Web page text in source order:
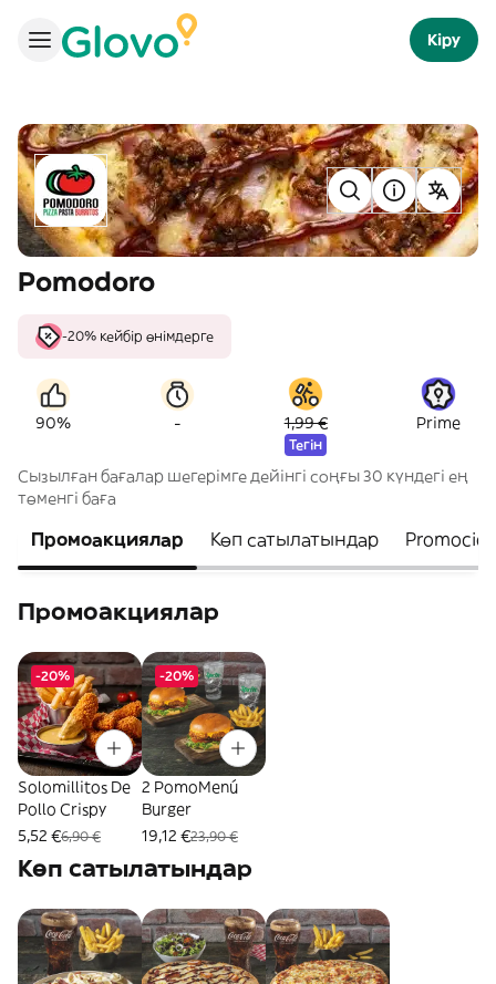
Кіру
Pomodoro
-20% кейбір өнімдерге
90% - 1,99 €
Тегін
Prime
Сызылған бағалар шегерімге дейінгі соңғы 30 күндегі ең
төменгі баға
Промоакциялар Көп сатылатындар
Промоакциялар
-20%
Solomillitos De
Pollo Crispy
5,52 €6,90 €
-20%
2 PomoMenú
Burger
19,12 €23,90 €
Көп сатылатындар